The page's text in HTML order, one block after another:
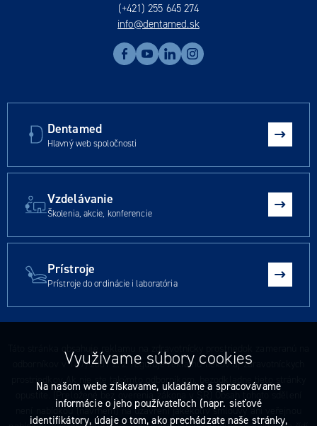
(+421) 255 645 274
info@dentamed.sk
Dentamed
Hlavný web spoločnosti
Vzdelávanie
Školenia, akcie, konferencie
Prístroje
Prístroje do ordinácie i laboratória
odborníkov v 147/2001 Z. z. reguluje reklamu liekov aj zdravotníckych
prostriedkov Ak nie ste takýmto odborníkom, bezodkladne tieto stránky
opustite. (Preložené bez overenia zákona v SR) Obsah tohoto sdělení
není nabídkou (návrhem) na uzavření jakékoliv smlouvy ani veřejnou
Využívame súbory cookies
Na našom webe získavame, ukladáme a spracovávame
informácie o jeho používateľoch (napr. sieťové
identifikátory, údaje o tom, ako prechádzate naše stránky,